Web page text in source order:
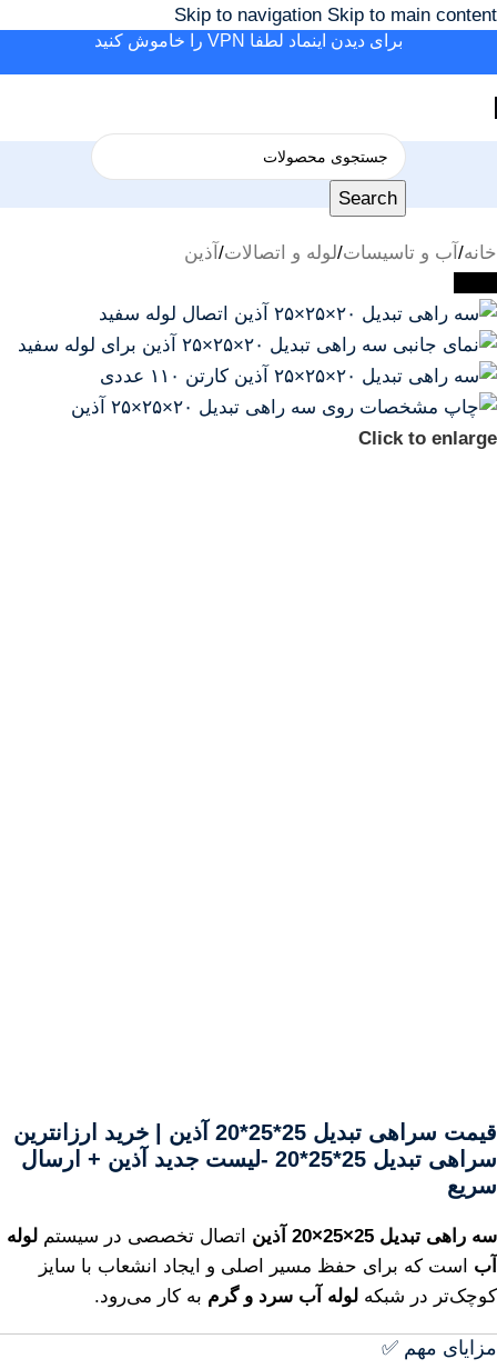
Skip to navigation Skip to main content
برای دیدن اینماد لطفا VPN را خاموش کنید
Search
خانه/ آب و تاسیسات/لوله و اتصالات/ آذین
Click to enlarge
قیمت سراهی تبدیل 25*25*20 آذین | خرید ارزانترین
سراهی تبدیل 25*25*20 -لیست جدید آذین + ارسال
سریع
سه راهی تبدیل 25×25×20 آذین اتصال تخصصی در سیستم لوله
آب است که برای حفظ مسیر اصلی و ایجاد انشعاب با سایز
کوچک‌تر در شبکه لوله آب سرد و گرم به کار می‌رود.
مزایای مهم ✅